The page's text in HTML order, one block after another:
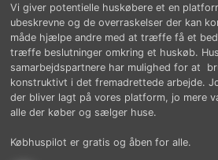
Vi giver potentielle huskøbere et en
ubeskrevne og de overraskelser der kan
måde hjælpe andre med at træffe få et
træffe beslutninger omkring et huskøb.
samarbejdspartnere har mulighed for at
konstruktivt i det fremadrettede arbejde.
der bliver lagt på vores platform, jo mere
alle der køber og sælger huse.
Købhuspilot er gratis og åben for alle.